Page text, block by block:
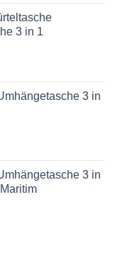
3 in 1
3 in
3 in